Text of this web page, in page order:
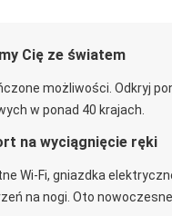
Cię ze światem
możliwości. Odkryj
w ponad 40 krajach.
na wyciągnięcie ręki
Wi-Fi, gniazdka
na nogi. Oto